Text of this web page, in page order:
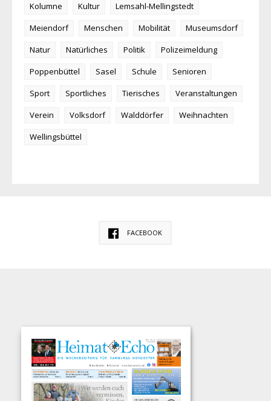
Kolumne
Kultur
Lemsahl-Mellingstedt
Meiendorf
Menschen Mobilität
Museumsdorf
Natur
Natürliches Politik
Polizeimeldung
Poppenbüttel
Sasel Schule
Senioren
Sport
Sportliches Tierisches
Veranstaltungen
Verein
Volksdorf Walddörfer
Weihnachten
Wellingsbüttel
FACEBOOK